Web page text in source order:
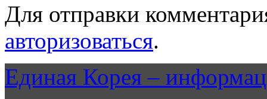
Для отправки
авторизоваться.
Единая Корея –